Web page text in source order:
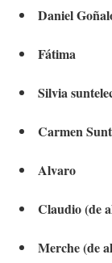
Daniel
Fátima
Silvia
Carmen
Alvaro
Claudio (de
Merche (de